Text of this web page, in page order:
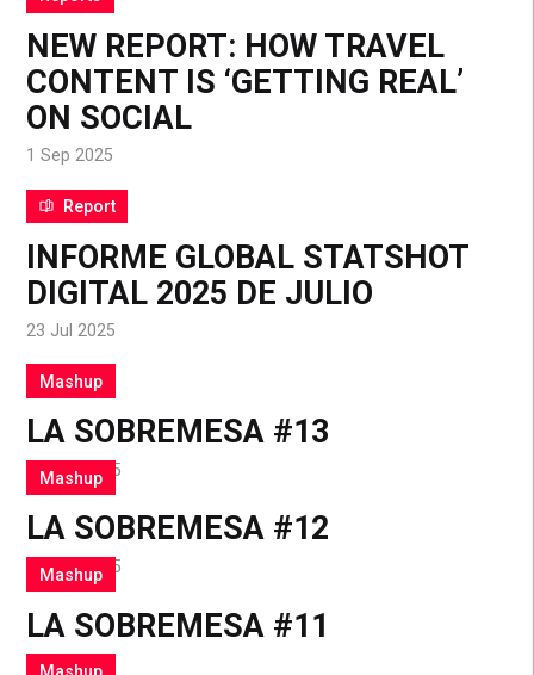
NEW REPORT: HOW TRAVEL
CONTENT IS ‘GETTING REAL’
ON SOCIAL
1 Sep 2025
Report
INFORME GLOBAL STATSHOT
DIGITAL 2025 DE JULIO
23 Jul 2025
Mashup
LA SOBREMESA #13
23 Jun 2025
Mashup
LA SOBREMESA #12
19 Jun 2025
Mashup
LA SOBREMESA #11
4 Jun 2025
Mashup